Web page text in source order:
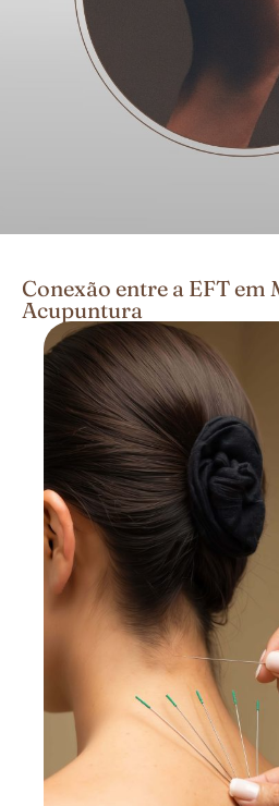
Conexão entre a EFT em
Acupuntura